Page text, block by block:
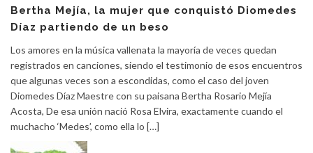
Bertha Mejía, la mujer que conquistó Diomedes
Díaz partiendo de un beso
Los amores en la música vallenata la mayoría de veces quedan
registrados en canciones, siendo el testimonio de esos encuentros
que algunas veces son a escondidas, como el caso del joven
Diomedes Díaz Maestre con su paisana Bertha Rosario Mejía
Acosta, De esa unión nació Rosa Elvira, exactamente cuando el
muchacho ‘Medes’, como ella lo […]